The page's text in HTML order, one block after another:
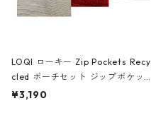
LOQI ローキー Zip Pockets Recy
cled ポーチセット ジップポケット
ファスナーポーチ 撥水加工 トラベ
¥3,190